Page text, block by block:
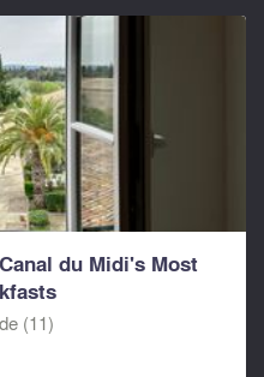
du Midi's Most
(11)